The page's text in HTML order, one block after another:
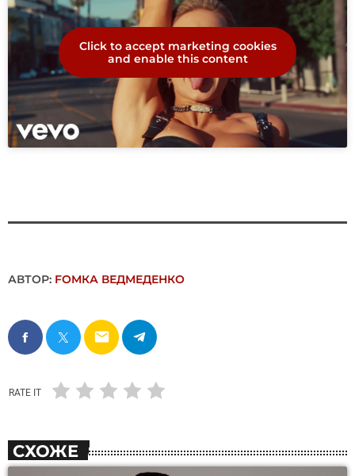
Click to accept marketing cookies
and enable this content
АВТОР: FОMКА ВЕДМЕДЕНКО
email
RATE IT
СХОЖЕ